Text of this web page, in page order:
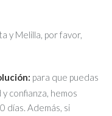
y Melilla, por favor,
para que puedas
confianza, hemos
días. Además, si